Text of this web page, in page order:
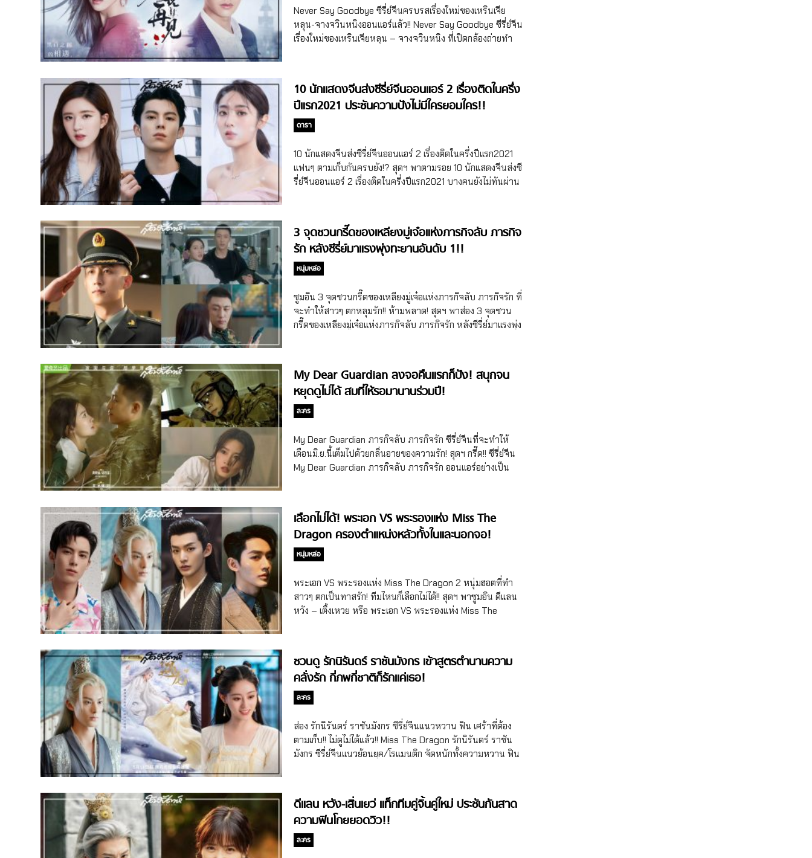
พ.ย. 2016 และปิดกล้องเมื่อเดือนมี.ค. 2017 หลังจากนั้นก็ถูกดอง
ไว้นานถึง 4 ปีกว่า ถึงได้ลงจอกลางปีนี้ ซีรี่ย์จีนTears In
Heavenบอกเล่าเรื่องราวเกี่ยวกับเส้นทางความรักของตู้เสี่ยวซู
Never Say Goodbye ซีรี่ย์จีนครบรสเรื่องใหม่ของเหรินเจีย
หลุน-จางจวินหนิงออนแอร์แล้ว!! Never Say Goodbye ซีรี่ย์จีน
เรื่องใหม่ของเหรินเจียหลุน – จางจวินหนิง ที่เปิดกล้องถ่ายทำ
สุดฯ บอกเลยว่า วงการบันเทิงจีนร้อนแรงทะลุความร้อนของ
แดดไปเลยจ้า โดยเฉพาะวงการซีรี่ย์จีนที่นี่ขนาดยังไม่ทันหมด
เดือนนะคะ ส่งซีรี่ย์จีนทยอยลงจอเป็นสิบเรื่องแล้วค่าาา ไม่ว่าจะ
เป็น My Dear Guardian ภารกิจลับ ภารกิจรัก, The Eternal
Love S3 ท่านอ๋องเมื่อไรท่านจะหย่ากับข้า ภาค 3, The Rebel
กบฎจารชน, Youth Should Be Early, The Day of
Becoming You เป็นต้น ล่าสุดเมื่อวันที่ 22 มิ.ย.ที่ผ่านมาก็มีซีรี่ย์
จีนอีกหนึ่งเรื่องที่มีแฟนๆ เฝ้ารอการออกอากาศมานานมากได้
10 นักแสดงจีนส่งซีรี่ย์จีนออนแอร์ 2 เรื่องติดในครึ่ง
ปีแรก2021 ประชันความปังไม่มีใครยอมใคร!!
ดารา
10 นักแสดงจีนส่งซีรี่ย์จีนออนแอร์ 2 เรื่องติดในครึ่งปีแรก2021
แฟนๆ ตามเก็บกันครบยัง!? สุดฯ พาตามรอย 10 นักแสดงจีนส่งซี
รี่ย์จีนออนแอร์ 2 เรื่องติดในครึ่งปีแรก2021 บางคนยังไม่ทันผ่าน
นักแสดงจีนคนแรกสุดฯ ขอเปิดด้วยจ้าวลู่ซือที่ตั้งแต่ต้นปีก็ส่งซีรี่ย์
จีนแนวย้อนยุค/ดราม่า The Long Ballad ฉางเกอสิง ลงจอฟาด
ความปัง โดยกวาดยอดวิวออนไลน์ไปได้มากกว่า 3 พันล้านวิว
แม้ในเรื่องนี้จ้าวลู่ซือจะไม่ได้รับบทนางเอก แต่คู่ของจ้าวลู่ซือกับ
หลิวอวี่หนิง (Liu Yuning) ก็ได้รับเสียงเชียร์และความนิยมสูงไม่
แพ้คู่หลักที่รับบทโดยอู๋เหล่ย (Wu Lei) – ตี๋ลี่เร่อปา (Dilireba)
เลยละค่า ใครยังไม่ได้ดูสามารถไปตามเก็บย้อนหลังแบบซับไทย
และพากย์ไทยได้ที่ WeTVth ส่วนซีรี่ย์จีนอีกเรื่องของจ้าวลู่ซือที่
3 จุดชวนกรี๊ดของเหลียงมู่เจ๋อแห่งภารกิจลับ ภารกิจ
รัก หลังซีรี่ย์มาแรงพุ่งทะยานอันดับ 1!!
หนุ่มหล่อ
ซูมอิน 3 จุดชวนกรี๊ดของเหลียงมู่เจ๋อแห่งภารกิจลับ ภารกิจรัก ที่
จะทำให้สาวๆ ตกหลุมรัก!! ห้ามพลาด! สุดฯ พาส่อง 3 จุดชวน
กรี๊ดของเหลียงมู่เจ๋อแห่งภารกิจลับ ภารกิจรัก หลังซีรี่ย์มาแรงพุ่ง
สำหรับ My Dear Guardian หรือชื่อไทย ภารกิจลับ ภารกิจรัก
ซีรี่ย์จีนแนวโรแมนติก/ทหาร-หมอที่ดัดแปลงบทจากนิยายจีน
ชื่อดังของนักเขียนเจ้าของนามปากกา Zhe Zhi Ma Yi โดยเป็นซีรี่
ย์จีนที่ถ่ายทอดเรื่องราวของการทุ่มเททำงานในฐานะทหาร
หน่วยรบพิเศษและหมอทหารของเหลียงมู่เจ๋อ–เซี่ยชูที่นอกจาก
จะต้องเผชิญกับปัญหาและเสี่ยงอันตรายมากมายแล้ว ความรัก
ของทั้งคู่ก็ไม่ได้โรยด้วยกลีบกุหลาบด้วย เพราะมีมือที่ 3 พร้อมจะ
เข้ามาแทรกกลางอยู่ตลอด!! งานนี้เลิฟสตอรี่ของเหลียงมู่เจ๋อและ
Johnny Huang) ที่แจ้งเกิดจากซีรี่ย์จีนขวัญใจสายวาย
Addicted ร้ายนักรักเสพติด (2016), Moonshine and
Valentine […]
My Dear Guardian ลงจอคืนแรกก็ปัง! สนุกจน
หยุดดูไม่ได้ สมที่ให้รอมานานร่วมปี!
ละคร
My Dear Guardian ภารกิจลับ ภารกิจรัก ซีรี่ย์จีนที่จะทำให้
เดือนมิ.ย.นี้เต็มไปด้วยกลิ่นอายของความรัก! สุดฯ กรี๊ด!! ซีรี่ย์จีน
My Dear Guardian ภารกิจลับ ภารกิจรัก ออนแอร์อย่างเป็น
แล้ว!?! >< คุ้มค่าสมการรอคอยจริงๆ ค่า สำหรับซีรี่ย์จีนแนวโร
แมนติก/ทหาร-หมอMy Dear Guardian หรือชื่อไทย ภารกิจลับ
ภารกิจรัก ที่ดัดแปลงบทจากนิยายจีนชื่อดังของนักเขียนเจ้าของ
นามปากกา She Zhi Ma Yi ที่หลังจากเปิดกล้องถ่ายทำไปเมื่อ
เดือนม.ค. 2020 และใช้เวลาถ่ายทำนานกว่า 5 เดือน (ปิดกล้อง
เมื่อเดือนพ.ค. 2020) ก็ปล่อยให้แฟนๆ ลุ้นรอวันออกอากาศมา
นานกว่า 1 ปีเต็ม ในที่สุดวันที่ 1 มิ.ย. 2021 ก็ได้ฤกษ์งามยามดีลง
จอออนแอร์ให้แฟนๆ ได้ติดตามกันทั้งในจีนและในไทยทางแอป
เลือกไม่ได้! พระเอก VS พระรองแห่ง Miss The
Dragon ครองตำแหน่งหลัวทั้งในและนอกจอ!
หนุ่มหล่อ
พระเอก VS พระรองแห่ง Miss The Dragon 2 หนุ่มฮอตที่ทำ
สาวๆ ตกเป็นทาสรัก! ทีมไหนก็เลือกไม่ได้!! สุดฯ พาซูมอิน ดีแลน
หวัง – เติ้งเหวย หรือ พระเอก VS พระรองแห่ง Miss The
แรงแซงทุกโค้งอย่างต่อเนื่องจริงๆ จ้า สำหรับซีรี่ย์จีนแนวย้อน
ยุค/โรแมนติก/แฟนตาซีMiss The Dragon หรือชื่อไทย รักนิรัน
ดร์ ราชันมังกร ที่กำลังออกอากาศในจีนและแบบซับไทยที่แอป
WeTVth โดยซีรี่ย์เรื่องนี้สร้างจากเกมสุดฮิต Orange Light
Game โดยบอกเล่าเรื่องราวความรักของราชันย์มังกรที่ได้พบกับ
หญิงสาวมนุษย์ธรรมดาจิตใจดีโดยบังเอิญ และถูกหญิงสาวช่วย
เอาไว้ เพราะคิดว่าเป็นงูขาวที่ได้รับบาดเจ็บ ราชันย์มังกรผู้ไม่เคย
หวั่นไหวให้ใครก็ต้องพ่ายแพ้ให้กับความดีของเธอคนนี้ และนี่คือ
เมื่อวันที่ 10 พ.ค. 2021 […]
ชวนดู รักนิรันดร์ ราชันมังกร เข้าสูตรตำนานความ
คลั่งรัก กี่ภพกี่ชาติก็รักแค่เธอ!
ละคร
ส่อง รักนิรันดร์ ราชันมังกร ซีรี่ย์จีนแนวหวาน ฟิน เศร้าที่ต้อง
ตามเก็บ!! ไม่ดูไม่ได้แล้ว!! Miss The Dragon รักนิรันดร์ ราชัน
มังกร ซีรี่ย์จีนแนวย้อนยุค/โรแมนติก จัดหนักทั้งความหวาน ฟิน
The Dragon หรือชื่อไทย รักนิรันดร์ ราชันมังกร ซีรี่ย์จีนแนว
ย้อนยุค/โรแมนติก/แฟนตาซีสร้างจากเกม Orange Light
Game ที่เพิ่งจะลงจอออนแอร์ไปเมื่อวันที่ 10 พ.ค. 2021 ที่ผ่านมา
โดยเป็นซีรี่ย์จีนที่บอกเล่าเรื่องราวความรักของราชันมังกรและ
หญิงสาวธรรมดาที่จะพิสูจน์ให้เห็นว่า ไม่ว่าจะกี่ภพกี่ชาติ จะเจอ
ดีแลน หวัง-เสิ่นเยว่ แท็กทีมคู่จิ้นคู่ใหม่ ประชันกันสาด
ความฟินโกยยอดวิว!!
ละคร